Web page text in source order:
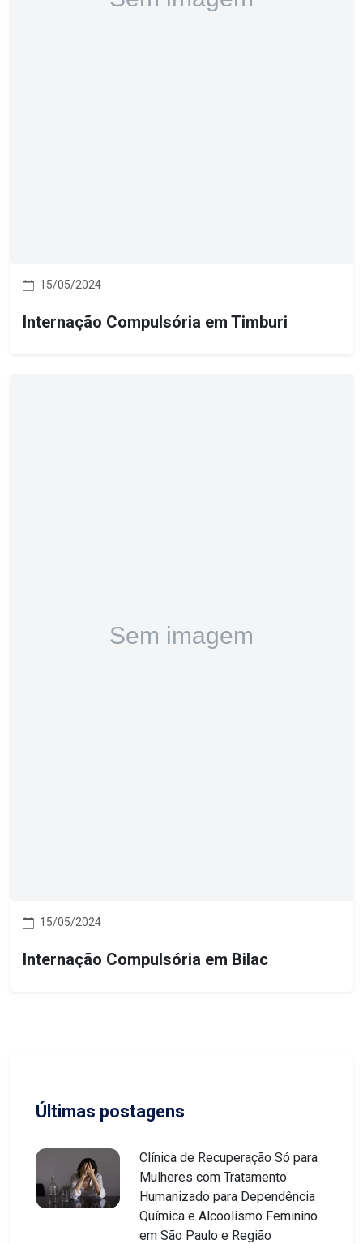
15/05/2024
Internação Compulsória em Timburi
15/05/2024
Internação Compulsória em Bilac
Últimas postagens
Clínica de Recuperação Só para
Mulheres com Tratamento
Humanizado para Dependência
Química e Alcoolismo Feminino
em São Paulo e Região